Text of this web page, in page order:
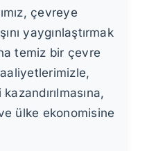
çevreye
yaygınlaştırmak
temiz bir çevre
ülke ekonomisine